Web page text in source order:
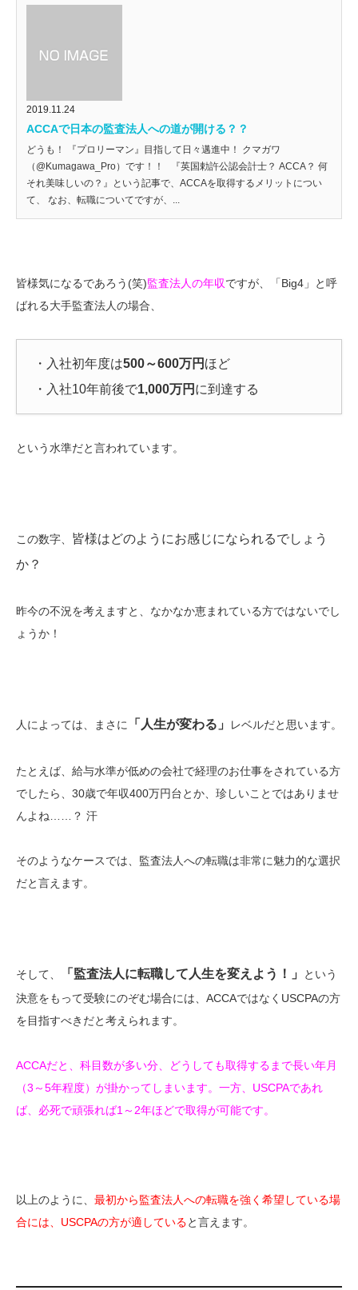
2019.11.24
ACCAで日本の監査法人への道が開ける？？
どうも！ 『プロリーマン』目指して日々邁進中！ クマガワ
（@Kumagawa_Pro）です！！ 『英国勅許公認会計士？ ACCA？ 何
それ美味しいの？』という記事で、ACCAを取得するメリットについ
て、 なお、転職についてですが、...
皆様気になるであろう(笑)監査法人の年収ですが、「Big4」と呼
ばれる大手監査法人の場合、
・入社初年度は500～600万円 ほど
・入社10年前後で1,000万円 に到達する
という水準だと言われています。
この数字、 皆様はどのようにお感じになられるでしょう
か？
昨今の不況を考えますと、なかなか恵まれている方ではないでし
ょうか！
人によっては、まさに 「人生が変わる」 レベルだと思います。
たとえば、給与水準が低めの会社で経理のお仕事をされている方
でしたら、30歳で年収400万円台とか、珍しいことではありませ
んよね……？ 汗
そのようなケースでは、監査法人への転職は非常に魅力的な選択
だと言えます。
そして、 「監査法人に転職して人生を変えよう！」
という
決意をもって受験にのぞむ場合には、ACCAではなくUSCPAの方
を目指すべきだと考えられます。
ACCAだと、科目数が多い分、どうしても取得するまで長い年月
（3～5年程度）が掛かってしまいます。一方、USCPAであれ
ば、必死で頑張れば1～2年ほどで取得が可能です。
以上のように、 最初から監査法人への転職を強く希望している場
合には、USCPAの方が適していると言えます。